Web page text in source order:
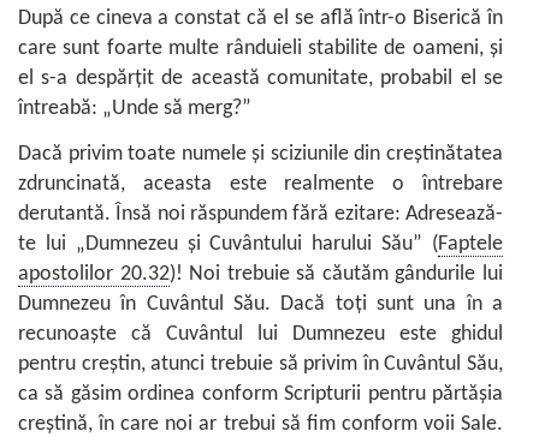
După ce cineva a constat că el se află într-o Biserică în
care sunt foarte multe rânduieli stabilite de oameni, şi
el s-a despărţit de această comunitate, probabil el se
întreabă: „Unde să merg?”
Dacă privim toate numele şi sciziunile din creştinătatea
zdruncinată, aceasta este realmente o întrebare
derutantă. Însă noi răspundem fără ezitare: Adresează-
te lui „Dumnezeu şi Cuvântului harului Său” (Faptele
apostolilor 20.32)! Noi trebuie să căutăm gândurile lui
Dumnezeu în Cuvântul Său. Dacă toţi sunt una în a
recunoaşte că Cuvântul lui Dumnezeu este ghidul
pentru creştin, atunci trebuie să privim în Cuvântul Său,
ca să găsim ordinea conform Scripturii pentru părtăşia
creştină, în care noi ar trebui să fim conform voii Sale.